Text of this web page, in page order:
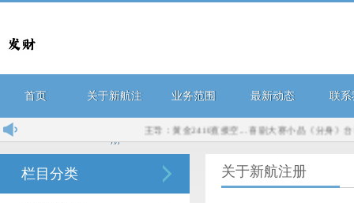
首页 关于新航注
册
业务范围 最新动态 联系
王导：黄金2410直接空... 喜剧大赛小品《分身》台词
栏目分类 关于新航注册